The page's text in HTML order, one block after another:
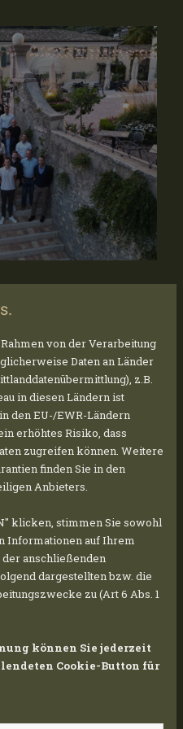
GARDASEE!
einem entspannten
bei dem sich die
besser
konnten.
die nächsten zwei
Villa
im
die den idealen
des Events war die
Die Abende
italienischen
Begleitung
Abend unvergesslich.
von der Verarbeitung
Daten an Länder
z.B.
in diesen Ländern ist
den EU-/EWR-Ländern
erhöhtes Risiko, dass
zugreifen können. Weitere
finden Sie in den
Anbieters.
klicken, stimmen Sie sowohl
Informationen auf Ihrem
der anschließenden
dargestellten bzw. die
zu (Art 6 Abs. 1
können Sie jederzeit
Cookie-Button für